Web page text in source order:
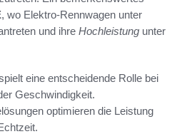
, wo Elektro-Rennwagen unter
und ihre Hochleistung unter
eine entscheidende Rolle bei
Geschwindigkeit.
optimieren die Leistung